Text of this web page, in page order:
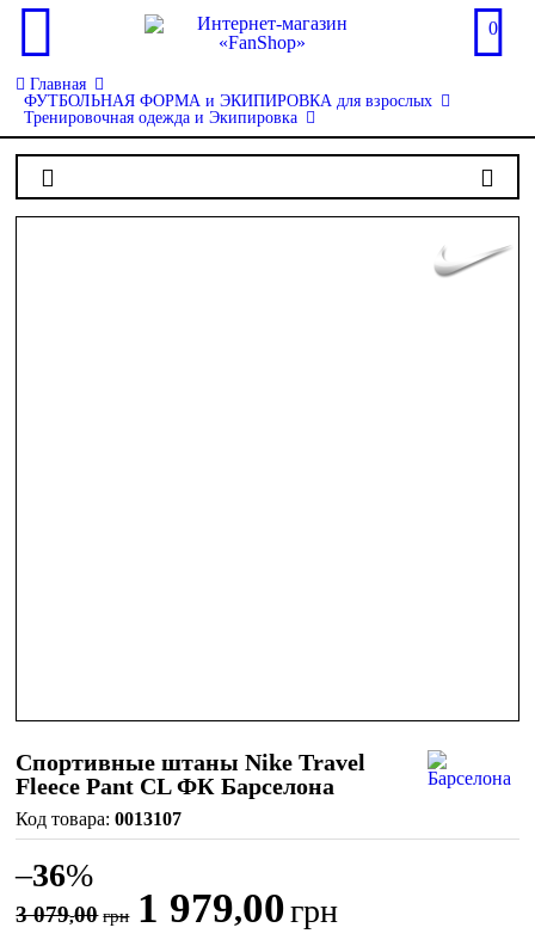
0
Главная
ФУТБОЛЬНАЯ ФОРМА и ЭКИПИРОВКА для взрослых
Тренировочная одежда и Экипировка
Спортивные штаны Nike Travel
Fleece Pant CL ФК Барселона
0013107
–36%
3 079,00 грн 1 979,00грн